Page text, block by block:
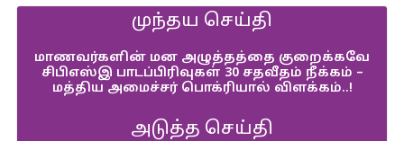
முந்தய செய்தி
மாணவர்களின் மன அழுத்தத்தை குறைக்கவே
சிபிஎஸ்இ பாடப்பிரிவுகள் 30 சதவீதம் நீக்கம் –
மத்திய அமைச்சர் பொக்ரியால் விளக்கம்..!
அடுத்த செய்தி